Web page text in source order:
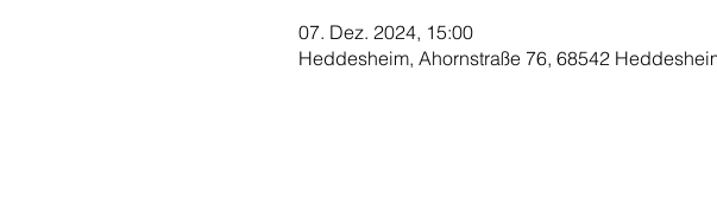
07. Dez. 2024, 15:00
Heddesheim, Ahornstraße 76, 68542